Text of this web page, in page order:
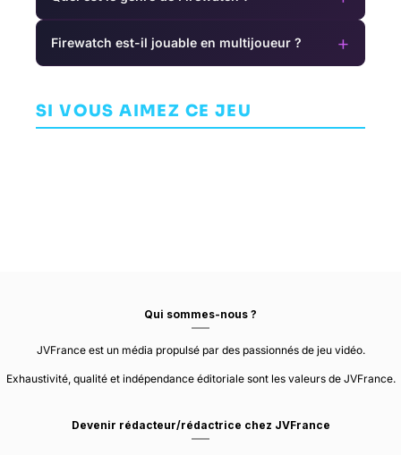
Firewatch est-il jouable en multijoueur ? +
SI VOUS AIMEZ CE JEU
AVENTURE
AVENTURE
Battle R
Qui sommes-nous ?
JVFrance est un média propulsé par des passionnés de jeu vidéo.
Exhaustivité, qualité et indépendance éditoriale sont les valeurs de JVFrance.
Devenir rédacteur/rédactrice chez JVFrance